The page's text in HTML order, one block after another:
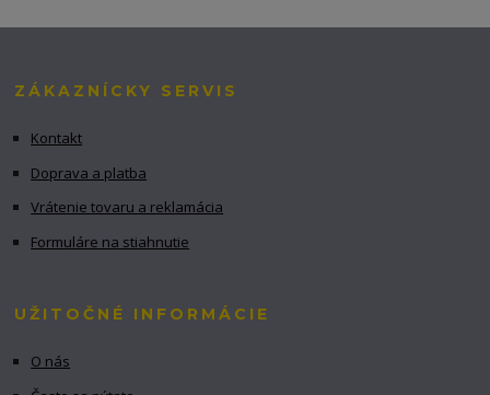
ZÁKAZNÍCKY SERVIS
Kontakt
Doprava a platba
Vrátenie tovaru a reklamácia
Formuláre na stiahnutie
UŽITOČNÉ INFORMÁCIE
O nás